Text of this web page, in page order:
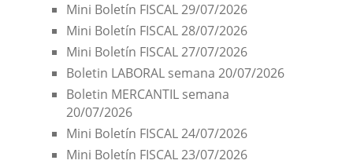
Mini Boletín FISCAL 29/07/2026
Mini Boletín FISCAL 28/07/2026
Mini Boletín FISCAL 27/07/2026
Boletin LABORAL semana 20/07/2026
Boletin MERCANTIL semana
20/07/2026
Mini Boletín FISCAL 24/07/2026
Mini Boletín FISCAL 23/07/2026